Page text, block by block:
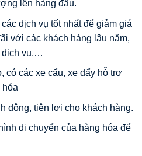
lên hàng đầu.
dịch vụ tốt nhất để giảm giá
với các khách hàng lâu năm,
dịch vụ,…
có các xe cẩu, xe đẩy hỗ trợ
hóa
động, tiện lợi cho khách hàng.
di chuyển của hàng hóa để